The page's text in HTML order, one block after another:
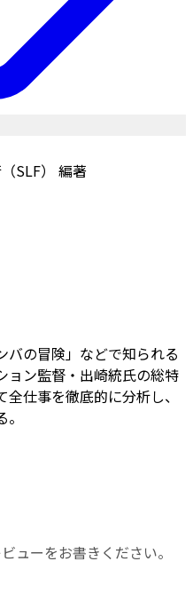
SLF） 編著
バの冒険」などで知られる
ョン監督・出崎統氏の総特
仕事を徹底的に分析し、
ューをお書きください。